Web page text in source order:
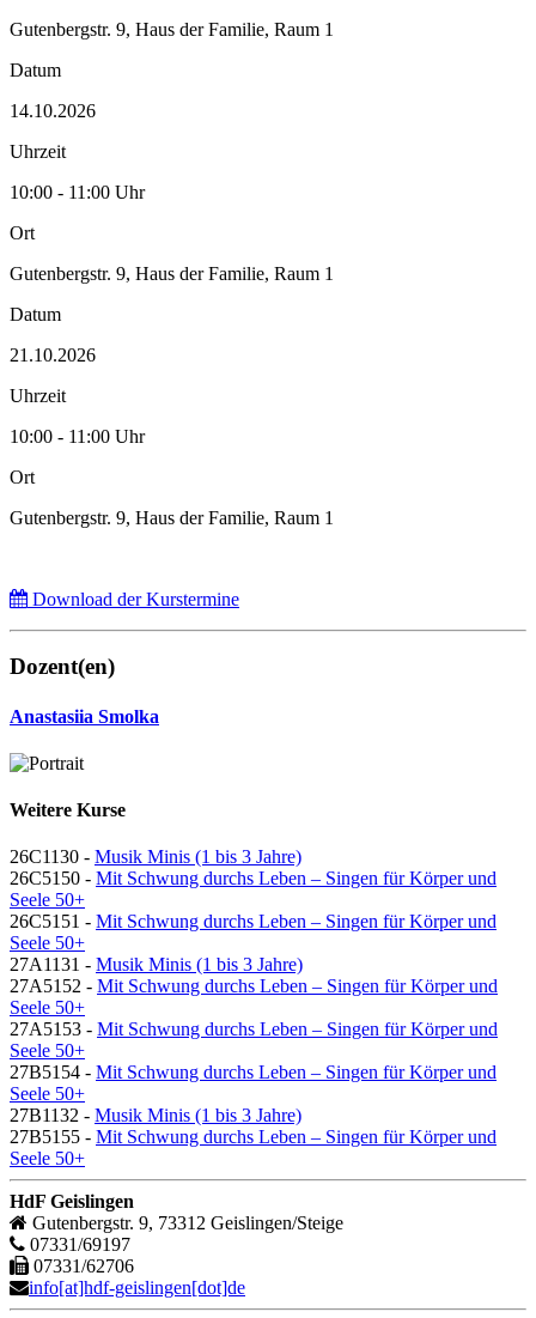
Gutenbergstr. 9, Haus der Familie, Raum 1
Datum
14.10.2026
Uhrzeit
10:00 - 11:00 Uhr
Ort
Gutenbergstr. 9, Haus der Familie, Raum 1
Datum
21.10.2026
Uhrzeit
10:00 - 11:00 Uhr
Ort
Gutenbergstr. 9, Haus der Familie, Raum 1
Download der Kurstermine
Dozent(en)
Anastasiia Smolka
Weitere Kurse
26C1130 - Musik Minis (1 bis 3 Jahre)
26C5150 - Mit Schwung durchs Leben – Singen für Körper und
Seele 50+
26C5151 - Mit Schwung durchs Leben – Singen für Körper und
Seele 50+
27A1131 - Musik Minis (1 bis 3 Jahre)
27A5152 - Mit Schwung durchs Leben – Singen für Körper und
Seele 50+
27A5153 - Mit Schwung durchs Leben – Singen für Körper und
Seele 50+
27B5154 - Mit Schwung durchs Leben – Singen für Körper und
Seele 50+
27B1132 - Musik Minis (1 bis 3 Jahre)
27B5155 - Mit Schwung durchs Leben – Singen für Körper und
Seele 50+
HdF Geislingen
Gutenbergstr. 9, 73312 Geislingen/Steige
07331/69197
07331/62706
info[at]hdf-geislingen[dot]de